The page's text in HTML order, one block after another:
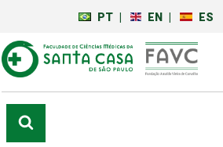
PT EN ES